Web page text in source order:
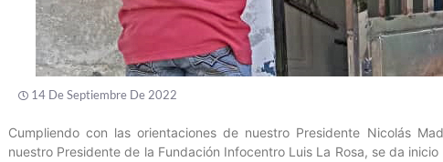
14 De Septiembre De 2022
Cumpliendo con las orientaciones de nuestro Presidente Nicolás
nuestro Presidente de la Fundación Infocentro Luis La Rosa, se da